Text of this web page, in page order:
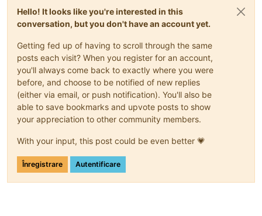
Hello! It looks like you're interested in this
conversation, but you don't have an account yet.
Getting fed up of having to scroll through the same
posts each visit? When you register for an account,
you'll always come back to exactly where you were
before, and choose to be notified of new replies
(either via email, or push notification). You'll also be
able to save bookmarks and upvote posts to show
your appreciation to other community members.
With your input, this post could be even better 💗
Înregistrare Autentificare